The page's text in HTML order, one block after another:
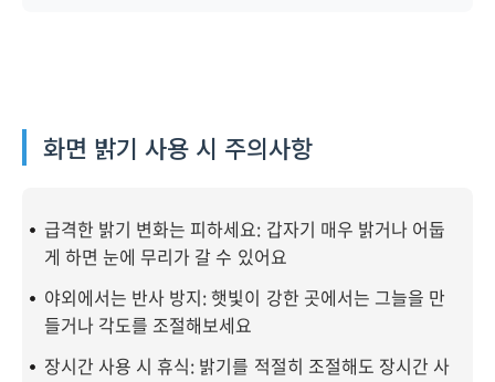
화면 밝기 사용 시 주의사항
급격한 밝기 변화는 피하세요: 갑자기 매우 밝거나 어둡
게 하면 눈에 무리가 갈 수 있어요
야외에서는 반사 방지: 햇빛이 강한 곳에서는 그늘을 만
들거나 각도를 조절해보세요
장시간 사용 시 휴식: 밝기를 적절히 조절해도 장시간 사